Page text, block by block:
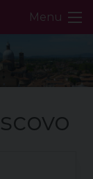
Menu